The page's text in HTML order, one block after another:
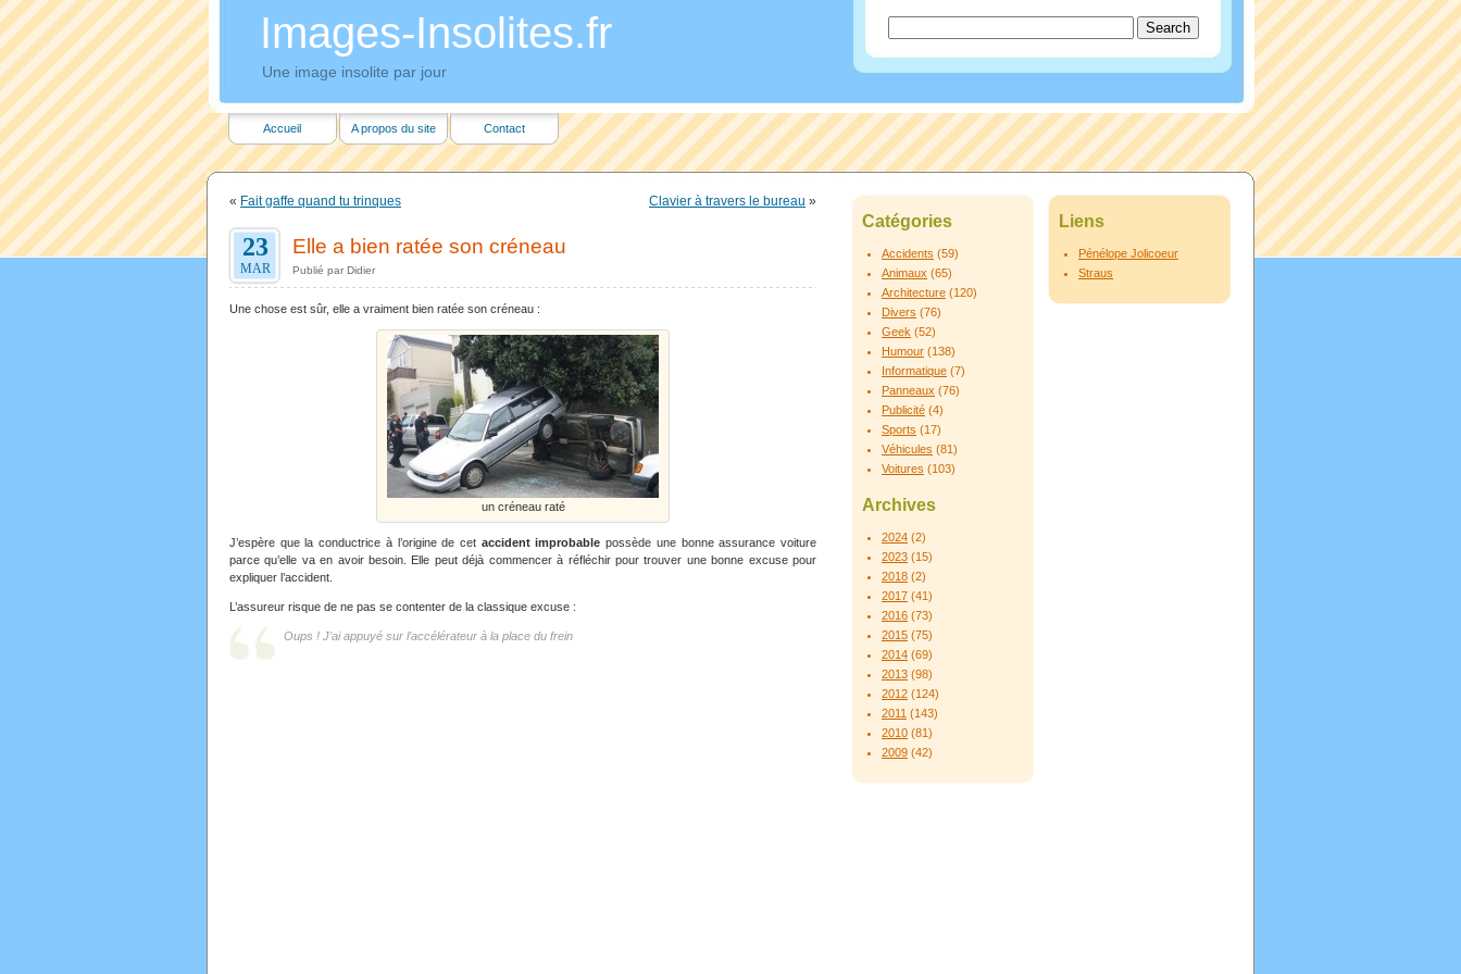
Images-Insolites.fr
Une image insolite par jour
Accueil A propos du site Contact
« Fait gaffe quand tu trinques Clavier à travers le bureau »
23
MAR
Elle a bien ratée son créneau
Publié par Didier
Une chose est sûr, elle a vraiment bien ratée son créneau :
un créneau raté
J’espère que la conductrice à l’origine de cet accident improbable possède une bonne assurance voiture
parce qu’elle va en avoir besoin. Elle peut déjà commencer à réfléchir pour trouver une bonne excuse pour
expliquer l’accident.
L’assureur risque de ne pas se contenter de la classique excuse :
Oups ! J’ai appuyé sur l’accélérateur à la place du frein
Catégories
Accidents (59)
Animaux (65)
Architecture (120)
Divers (76)
Geek (52)
Humour (138)
Informatique (7)
Panneaux (76)
Publicité (4)
Sports (17)
Véhicules (81)
Voitures (103)
Archives
2024 (2)
2023 (15)
2018 (2)
2017 (41)
2016 (73)
2015 (75)
2014 (69)
2013 (98)
2012 (124)
2011 (143)
2010 (81)
2009 (42)
Liens
Pénélope Jolicoeur
Straus